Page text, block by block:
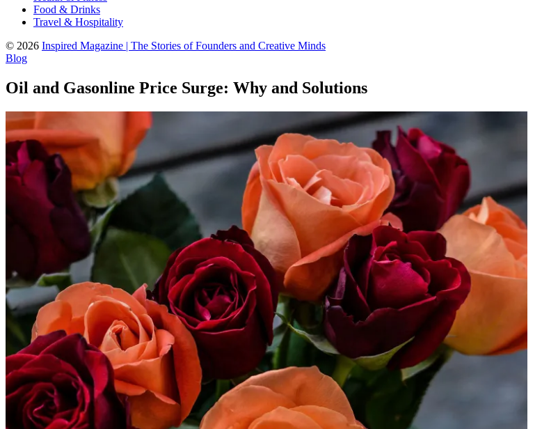
Food & Drinks
Travel & Hospitality
© 2026 Inspired Magazine | The Stories of Founders and Creative Minds
Blog
Oil and Gasonline Price Surge: Why and Solutions